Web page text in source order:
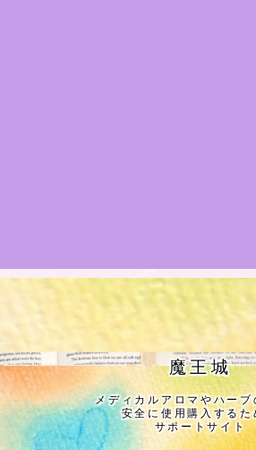
公式ウェブサイト『Botanical
Cジャスミン瑠璃地楽の主な活動
プロフィール
魔王城
メディカルアロマやハー
安全に使用購入するた
サポートサイト